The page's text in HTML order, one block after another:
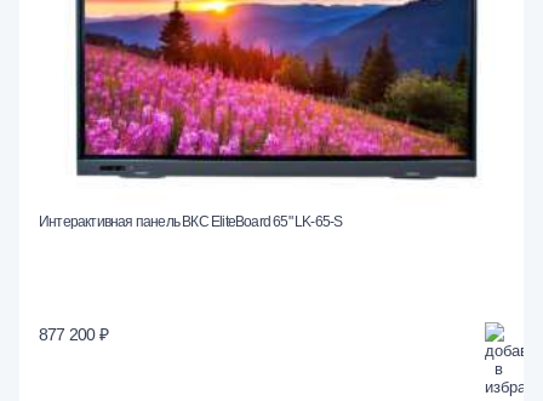
Интерактивная панель ВКС EliteBoard 65" LK-65-S
877 200 ₽